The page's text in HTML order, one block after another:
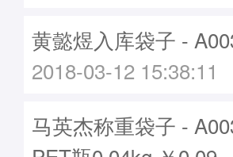
黄懿煜入库袋子 -
2018-03-12 15:38:11
马英杰称重袋子 -